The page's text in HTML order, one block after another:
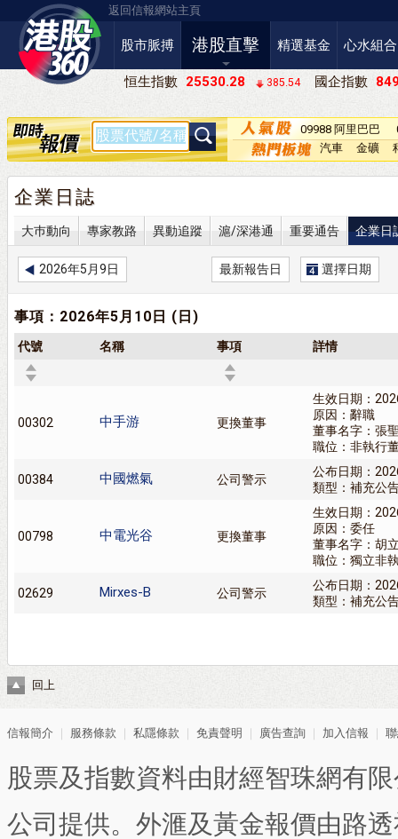
返回信報網站主頁
股市脈搏 港股直擊 精選基金 心水組合
恒生指數 25530.28 385.54 國企指數
09988 阿里巴巴
－Ｗ汽車
金礦
企業日誌
大巿動向 專家教路 異動追蹤 滬/深港通 重要通告 企業日
2026年5月9日 最新報告日 選擇日期
事項：2026年5月10日 (日)
代號 名稱 事項 詳情
00302 中手游 更換董事
生效日期：
原因：辭職
董事名字：張
職位：非執行
00384 中國燃氣 公司警示
公布日期：
類型：補充公
00798 中電光谷 更換董事
生效日期：
原因：委任
董事名字：胡
職位：獨立非
02629 Mirxes-B 公司警示
公布日期：
類型：補充公
回上
信報簡介 服務條款 私隱條款 免責聲明 廣告查詢 加入信報
股票及指數資料由財經智珠網有
公司提供。外滙及黃金報價由路